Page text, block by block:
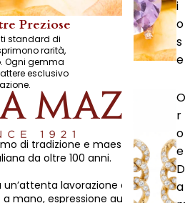
i
o
s
e
O
r
o
e
a
Preziose
standard di
rarità,
Ogni gemma
esclusivo
di tradizione e maestria nella
da oltre 100 anni.
lavorazione artigianale
mano, espressione autentica